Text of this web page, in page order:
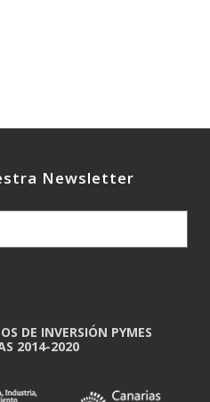
Newsletter
DE INVERSIÓN PYMES
2014-2020